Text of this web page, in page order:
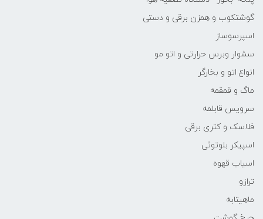
گوشتکوب و همزن برقی و دستی
اسپرسوساز
سشوار وبرس حرارتی و اتو مو
انواع اتو و بخارگر
ماگ و قمقمه
سرویس قابلمه
فلاسک و کتری برقی
اسپیکر بلوتوثی
اسیاب قهوه
ترازو
ماهیتابه